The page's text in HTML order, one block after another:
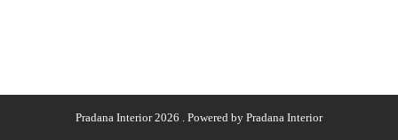
Pradana Interior 2026 . Powered by Pradana Interior